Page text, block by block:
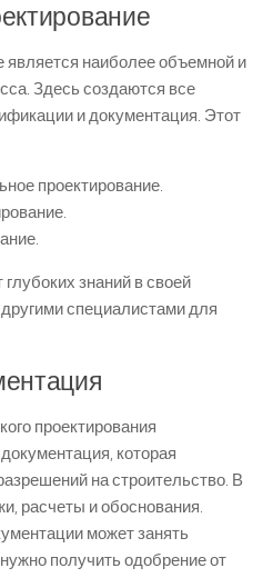
является наиболее объемной и
Здесь создаются все
и документация. Этот
проектирование.
знаний в своей
специалистами для
проектирования
которая
на строительство. В
расчеты и обоснования.
может занять
получить одобрение от